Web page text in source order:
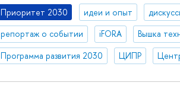
Приоритет 2030 идеи и опыт
репортаж о событии
iFORA Вышка
Программа развития 2030
ЦИПР